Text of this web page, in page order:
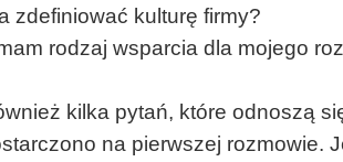
zdefiniować kulturę firmy?
rodzaj wsparcia dla mojego
kilka pytań, które odnoszą
na pierwszej rozmowie.